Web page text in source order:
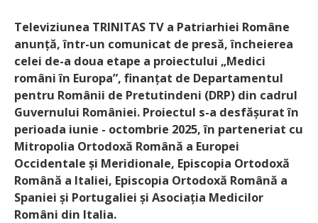
Televiziunea TRINITAS TV a Patriarhiei Române
anunță, într-un comunicat de presă, încheierea
celei de-a doua etape a proiectului „Medici
români în Europa”, finanțat de Departamentul
pentru Românii de Pretutindeni (DRP) din cadrul
Guvernului României. Proiectul s-a desfășurat în
perioada iunie - octombrie 2025, în parteneriat cu
Mitropolia Ortodoxă Română a Europei
Occidentale și Meridionale, Episcopia Ortodoxă
Română a Italiei, Episcopia Ortodoxă Română a
Spaniei și Portugaliei și Asociația Medicilor
Români din Italia.